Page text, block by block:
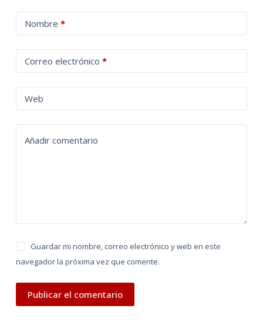
Nombre *
Correo electrónico *
Web
Añadir comentario
Guardar mi nombre, correo electrónico y web en este
navegador la próxima vez que comente.
Publicar el comentario
l
t
a
t